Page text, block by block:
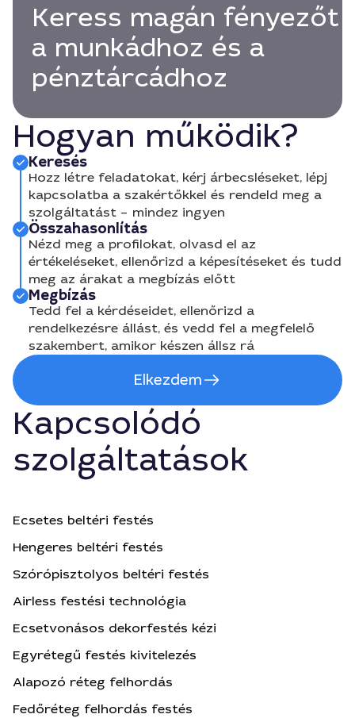
Keress magán fényezőt
a munkádhoz és a
pénztárcádhoz
Hogyan működik?
Keresés
Hozz létre feladatokat, kérj árbecsléseket, lépj
kapcsolatba a szakértőkkel és rendeld meg a
szolgáltatást – mindez ingyen
Összahasonlítás
Nézd meg a profilokat, olvasd el az
értékeléseket, ellenőrizd a képesítéseket és tudd
meg az árakat a megbízás előtt
Megbízás
Tedd fel a kérdéseidet, ellenőrizd a
rendelkezésre állást, és vedd fel a megfelelő
szakembert, amikor készen állsz rá
Elkezdem
Kapcsolódó
szolgáltatások
Ecsetes beltéri festés
Hengeres beltéri festés
Szórópisztolyos beltéri festés
Airless festési technológia
Ecsetvonásos dekorfestés kézi
Egyrétegű festés kivitelezés
Alapozó réteg felhordás
Fedőréteg felhordás festés